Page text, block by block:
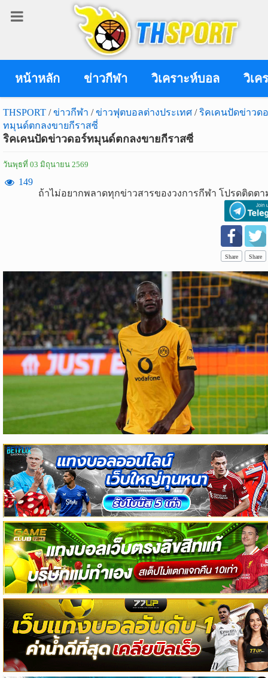
หน้าหลัก ข่าวกีฬา วิเคราะห์บอล วิเค
THSPORT / ข่าวกีฬา / ข่าวฟุตบอลต่างประเทศ / ริคเคนปัดข่าวด
ทมุนด์ตกลงขายกีราสซี่
ริคเคนปัดข่าวดอร์ทมุนด์ตกลงขายกีราสซี่
วันพุธที่ 03 มิถุนายน 2569
149
ถ้าไม่อยากพลาดทุกข่าวสารของวงการกีฬา โปรดติดตา
Share Share
เข้า
เข้าสู่ระบบ
เข้าสู่ระบบด้วย facebook
สมัคร
สมาชิก
ข่าว
บอล
ไทย
ข่าว
ฟุตบอล
ต่าง
ประเทศ
NBA
ข่าว
NFL
คอ
ลัม
นิ
สต์
วิเคราะห์
บอล
วิเคราะห์
NFL
วิเคราะห์
NBA